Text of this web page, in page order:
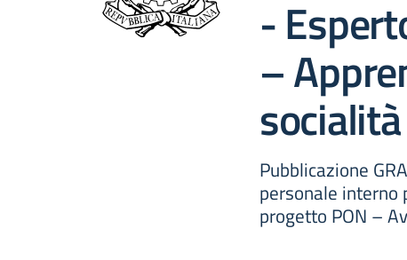
-
–
Pubblicazione
personale interno
progetto PON –